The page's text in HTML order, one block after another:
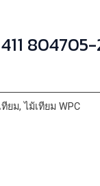
22x160x2900mm
ทียม,ไม้เทียม WPC